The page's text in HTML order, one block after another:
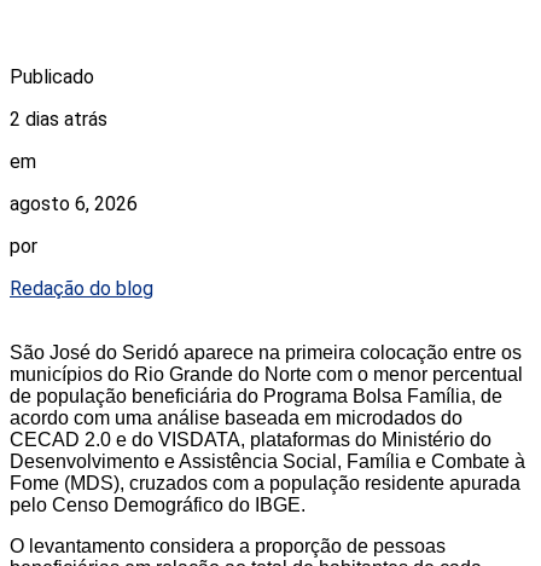
Publicado
2 dias atrás
em
agosto 6, 2026
por
Redação do blog
São José do Seridó aparece na primeira colocação entre os
municípios do Rio Grande do Norte com o menor percentual
de população beneficiária do Programa Bolsa Família, de
acordo com uma análise baseada em microdados do
CECAD 2.0 e do VISDATA, plataformas do Ministério do
Desenvolvimento e Assistência Social, Família e Combate à
Fome (MDS), cruzados com a população residente apurada
pelo Censo Demográfico do IBGE.
O levantamento considera a proporção de pessoas